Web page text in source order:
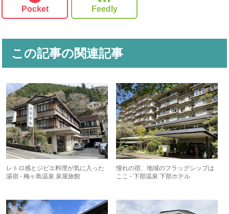
Pocket Feedly
この記事の関連記事
レトロ感とジビエ料理が気に入った
湯宿 - 梅ヶ島温泉 泉屋旅館
憧れの宿、地域のフラッグシップは
ここ - 下部温泉 下部ホテル